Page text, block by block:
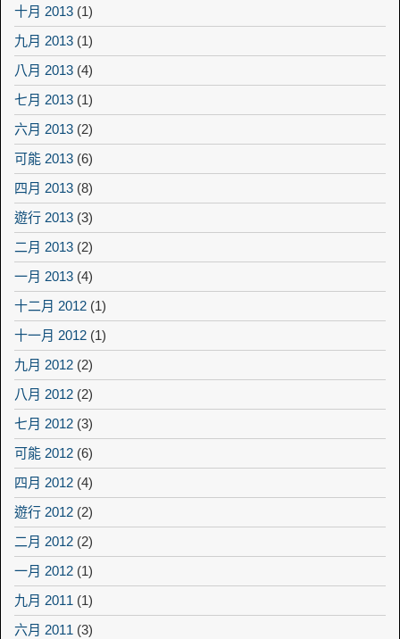
十月 2013 (1)
九月 2013 (1)
八月 2013 (4)
七月 2013 (1)
六月 2013 (2)
可能 2013 (6)
四月 2013 (8)
遊行 2013 (3)
二月 2013 (2)
一月 2013 (4)
十二月 2012 (1)
十一月 2012 (1)
九月 2012 (2)
八月 2012 (2)
七月 2012 (3)
可能 2012 (6)
四月 2012 (4)
遊行 2012 (2)
二月 2012 (2)
一月 2012 (1)
九月 2011 (1)
六月 2011 (3)